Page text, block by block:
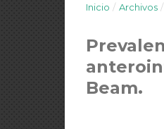
Inicio / Archivos /
Beam.